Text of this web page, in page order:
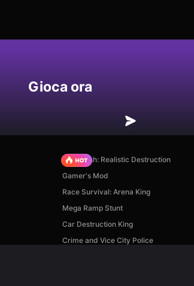
Gioca ora
Car Crush: Realistic Destruction
Gamer's Mod
Race Survival: Arena King
Mega Ramp Stunt
Car Destruction King
Crime and Vice City Police